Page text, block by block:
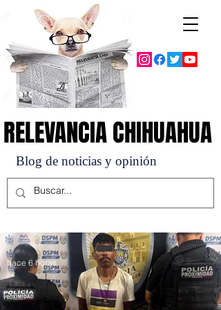
Blog de noticias y opinión
RELEVANCIA CHIHUAHUA
RELEVANCIA CHIHUAHUA
hace 6 horas